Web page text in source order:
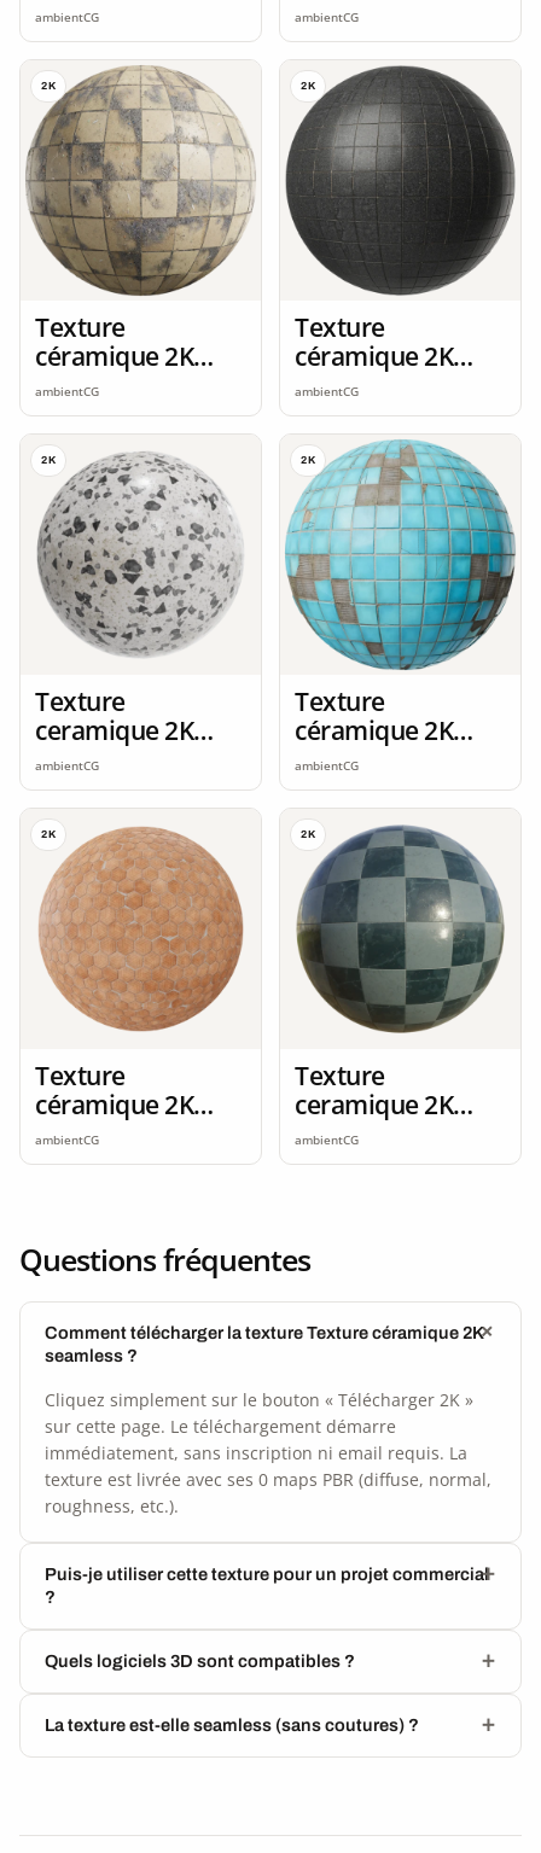
seamless
ambientCG
ardoise 2K
seamless
ambientCG
2K
Texture
céramique 2K
seamless
ambientCG
2K
Texture
céramique 2K
seamless
ambientCG
2K
Texture
ceramique 2K
seamless
ambientCG
2K
Texture
céramique 2K
seamless
ambientCG
2K
Texture
céramique 2K
seamless
ambientCG
2K
Texture
ceramique 2K
seamless
ambientCG
Questions fréquentes
Comment télécharger la texture Texture céramique 2K
seamless ?
Cliquez simplement sur le bouton « Télécharger 2K »
sur cette page. Le téléchargement démarre
immédiatement, sans inscription ni email requis. La
texture est livrée avec ses 0 maps PBR (diffuse, normal,
roughness, etc.).
Puis-je utiliser cette texture pour un projet commercial
?
Quels logiciels 3D sont compatibles ?
La texture est-elle seamless (sans coutures) ?